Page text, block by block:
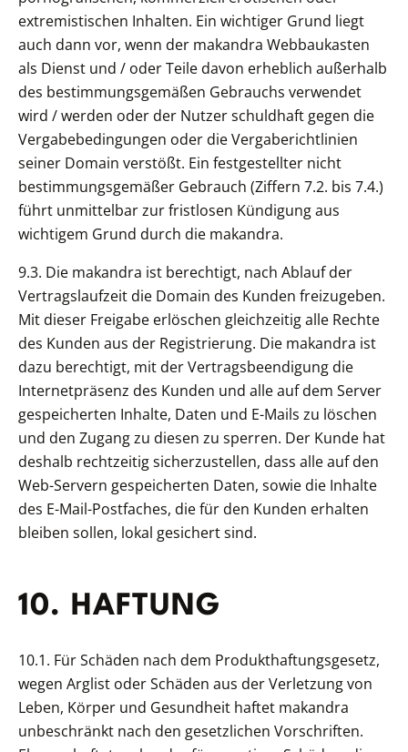
extremistischen Inhalten. Ein wichtiger Grund liegt
auch dann vor, wenn der makandra Webbaukasten
als Dienst und / oder Teile davon erheblich außerhalb
des bestimmungsgemäßen Gebrauchs verwendet
wird / werden oder der Nutzer schuldhaft gegen die
Vergabebedingungen oder die Vergaberichtlinien
seiner Domain verstößt. Ein festgestellter nicht
bestimmungsgemäßer Gebrauch (Ziffern 7.2. bis 7.4.)
führt unmittelbar zur fristlosen Kündigung aus
wichtigem Grund durch die makandra.
9.3. Die makandra ist berechtigt, nach Ablauf der
Vertragslaufzeit die Domain des Kunden freizugeben.
Mit dieser Freigabe erlöschen gleichzeitig alle Rechte
des Kunden aus der Registrierung. Die makandra ist
dazu berechtigt, mit der Vertragsbeendigung die
Internetpräsenz des Kunden und alle auf dem Server
gespeicherten Inhalte, Daten und E-Mails zu löschen
und den Zugang zu diesen zu sperren. Der Kunde hat
deshalb rechtzeitig sicherzustellen, dass alle auf den
Web-Servern gespeicherten Daten, sowie die Inhalte
des E-Mail-Postfaches, die für den Kunden erhalten
bleiben sollen, lokal gesichert sind.
10. HAFTUNG
10.1. Für Schäden nach dem Produkthaftungsgesetz,
wegen Arglist oder Schäden aus der Verletzung von
Leben, Körper und Gesundheit haftet makandra
unbeschränkt nach den gesetzlichen Vorschriften.